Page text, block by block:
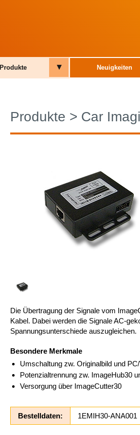
Produkte ▾ Neuigkeiten
Produkte > Car
Die Übertragung der Signale vom
Kabel. Dabei werden die Signale AC-
Spannungsunterschiede auszugleichen.
Besondere Merkmale
Umschaltung zw. Originalbild und
Potenzialtrennung zw. ImageHub30
Versorgung über ImageCutter30
Bestelldaten: 1EMIH30-ANA001